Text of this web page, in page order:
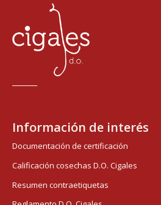
Información de interés
Documentación de certificación
Calificación cosechas D.O. Cigales
Resumen contraetiquetas